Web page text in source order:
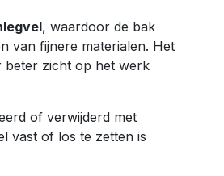
, waardoor de bak
van fijnere materialen. Het
beter zicht op het werk
of verwijderd met
vast of los te zetten is